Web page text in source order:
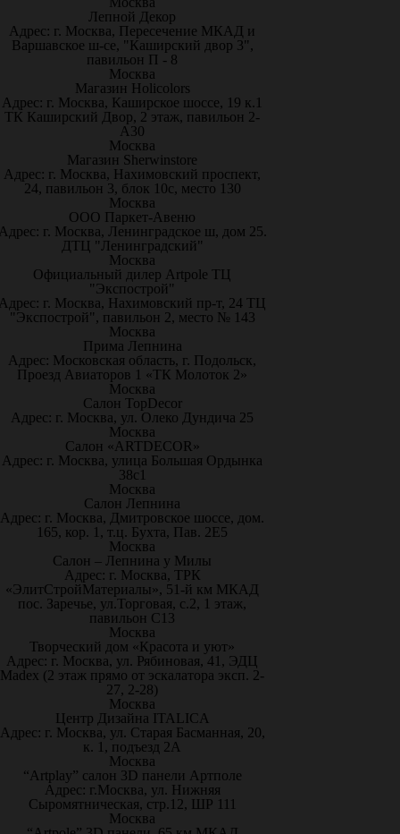
Лепной Декор
Адрес: г. Москва, Пересечение МКАД и
Варшавское ш-се, "Каширский двор 3",
павильон П - 8
Москва
Магазин Holicolors
Адрес: г. Москва, Каширское шоссе, 19 к.1
ТК Каширский Двор, 2 этаж, павильон 2-
А30
Москва
Магазин Sherwinstore
Адрес: г. Москва, Нахимовский проспект,
24, павильон 3, блок 10с, место 130
Москва
ООО Паркет-Авeню
г. Москва, Ленинградское ш, дом 25.
ДТЦ "Ленинградский"
Москва
Официальный дилер Artpole ТЦ
"Экспострой"
г. Москва, Нахимовский пр-т, 24 ТЦ
"Экспострой", павильон 2, место № 143
Москва
Прима Лепнина
Адрес: Московская область, г. Подольск,
Проезд Авиаторов 1 «ТК Молоток 2»
Москва
Салон TopDecor
Адрес: г. Москва, ул. Олеко Дундича 25
Москва
Салон «ARTDECOR»
Адрес: г. Москва, улица Большая Ордынка
38с1
Москва
Салон Лепнина
Адрес: г. Москва, Дмитровское шоссе, дом.
165, кор. 1, т.ц. Бухта, Пав. 2Е5
Москва
Салон – Лепнина у Милы
Адрес: г. Москва, ТРК
«ЭлитСтройМатериалы», 51-й км МКАД
пос. Заречье, ул.Торговая, с.2, 1 этаж,
павильон С13
Москва
Творческий дом «Красота и уют»
Адрес: г. Москва, ул. Рябиновая, 41, ЭДЦ
Madex (2 этаж прямо от эскалатора эксп. 2-
27, 2-28)
Москва
Центр Дизайна ITALICA
Адрес: г. Москва, ул. Старая Басманная, 20,
к. 1, подъезд 2А
Москва
“Artplay” салон 3D панели Артполе
Адрес: г.Москва, ул. Нижняя
Сыромятническая, стр.12, ШР 111
Москва